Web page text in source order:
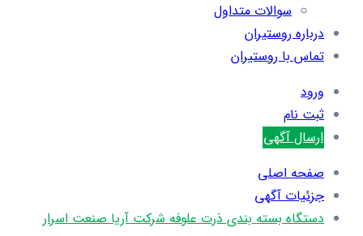
سوالات متداول
درباره روستیران
تماس با روستیران
ورود
ثبت نام
ارسال آگهی
صفحه اصلی
جزئیات آگهی
دستگاه بسته بندی ذرت علوفه شرکت آریا صنعت اسرار